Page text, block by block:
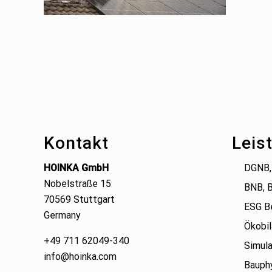
Kontakt
HOINKA GmbH
Nobelstraße 15
70569 Stuttgart
Germany
+49 711 62049-340
info@hoinka.com
BNB,
ESG